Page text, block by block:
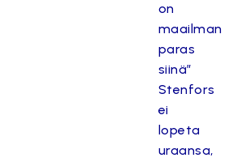
on
maailman
paras
siinä”
Stenfors
ei
lopeta
uraansa,